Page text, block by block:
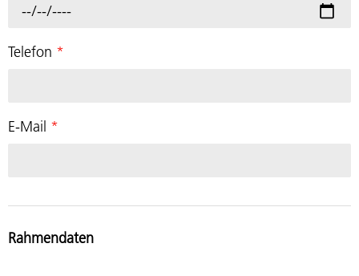
Telefon *
E-Mail *
Rahmendaten